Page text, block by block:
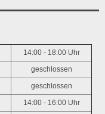
14:00 - 18:00 Uhr
geschlossen
geschlossen
14:00 - 16:00 Uhr